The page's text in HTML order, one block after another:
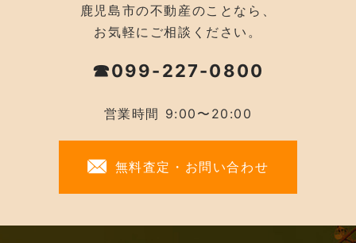
鹿児島市の不動産のことなら、
お気軽にご相談ください。
☎099-227-0800
営業時間 9:00〜20:00
無料査定・お問い合わせ